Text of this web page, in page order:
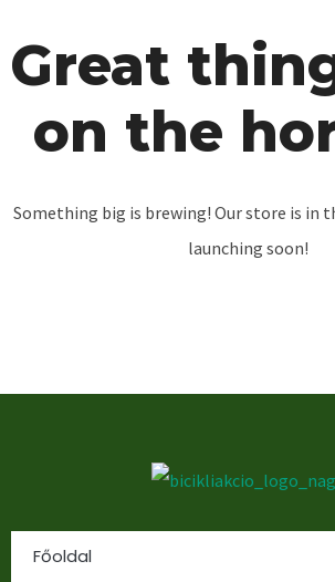
Great
on the
Something big is brewing! Our store is in
launching soon!
Főoldal